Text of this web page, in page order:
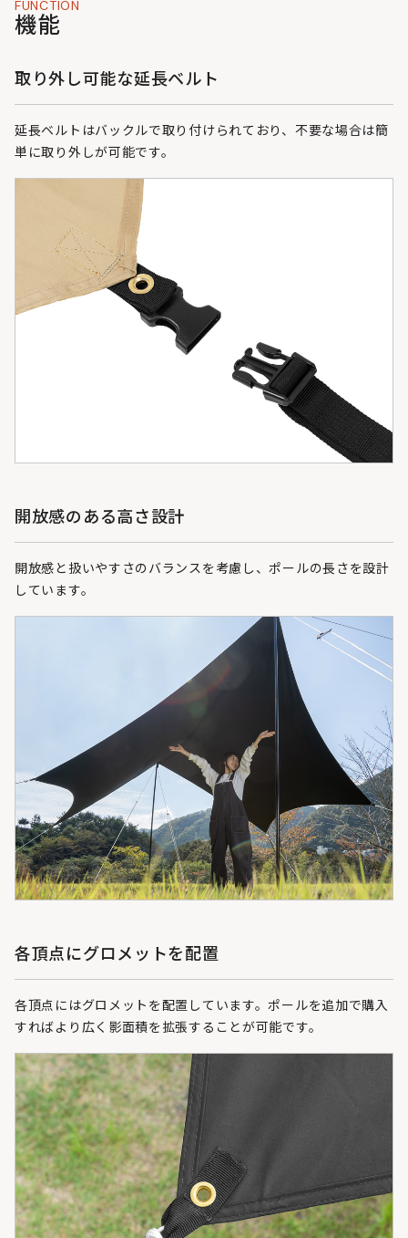
FUNCTION
機能
取り外し可能な延長ベルト
延長ベルトはバックルで取り付けられており、不要な場合は簡
単に取り外しが可能です。
開放感のある高さ設計
開放感と扱いやすさのバランスを考慮し、ポールの長さを設計
しています。
各頂点にグロメットを配置
各頂点にはグロメットを配置しています。ポールを追加で購入
すればより広く影面積を拡張することが可能です。